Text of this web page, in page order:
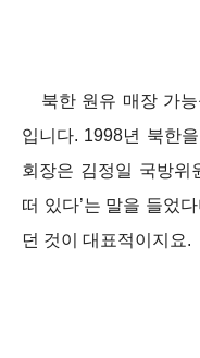
북한 원유 매장 가능
입니다. 1998년 북한
회장은 김정일 국방위
떠 있다’는 말을 들었
던 것이 대표적이지요.